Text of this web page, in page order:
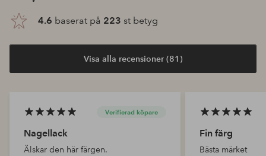
4.6 baserat på 223 st betyg
Visa alla recensioner (81)
Verifierad köpare
Nagellack
Älskar den här färgen.
Fin färg
Bästa märket